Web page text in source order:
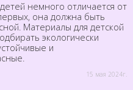
немного отличается от
она должна быть
Материалы для детской
экологически
и
15 мая 2024г.